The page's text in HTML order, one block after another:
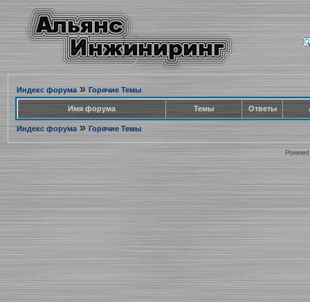
Индекс форума» Горячие Темы
Имя форума Темы Ответы
Индекс форума» Горячие Темы